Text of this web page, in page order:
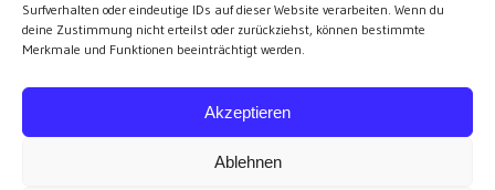
Surfverhalten oder eindeutige IDs auf dieser Website verarbeiten. Wenn du
deine Zustimmung nicht erteilst oder zurückziehst, können bestimmte
Merkmale und Funktionen beeinträchtigt werden.
Akzeptieren
Ablehnen
Projekt ethos.at
Hubert Thurnhofer
ZVR-Zahl 1736362407